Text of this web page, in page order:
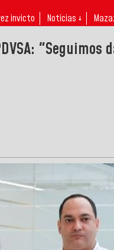
invicto Noticias ↓